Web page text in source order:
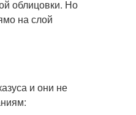
облицовки. Но
на слой
и они не